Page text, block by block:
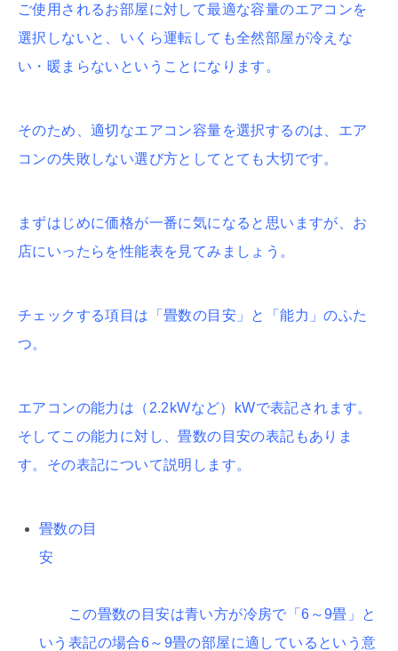
ご使用されるお部屋に対して最適な容量のエアコンを
選択しないと、いくら運転しても全然部屋が冷えな
い・暖まらないということになります。
そのため、適切なエアコン容量を選択するのは、エア
コンの失敗しない選び方としてとても大切です。
まずはじめに価格が一番に気になると思いますが、お
店にいったらを性能表を見てみましょう。
チェックする項目は「畳数の目安」と「能力」のふた
つ。
エアコンの能力は（2.2kWなど）kWで表記されます。
そしてこの能力に対し、畳数の目安の表記もありま
す。その表記について説明します。
畳数の目
安
この畳数の目安は青い方が冷房で「6～9畳」と
いう表記の場合6～9畳の部屋に適しているという意